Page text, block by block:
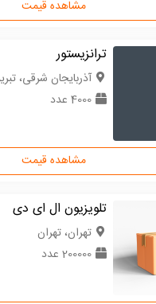
مشاهده قیمت
ترانزیستور
آذربایجان شرقی،
4000 عدد
مشاهده قیمت
تلویزیون ال ای دی
تهران، تهران
200000 عدد